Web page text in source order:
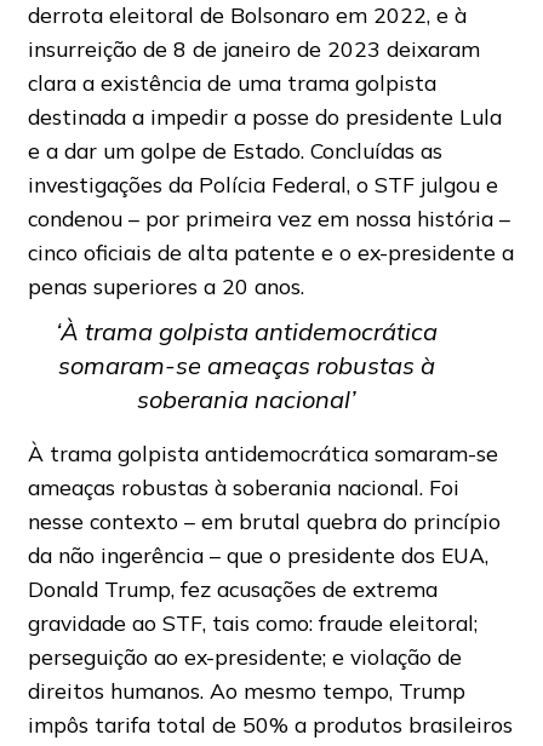
derrota eleitoral de Bolsonaro em 2022, e à
insurreição de 8 de janeiro de 2023 deixaram
clara a existência de uma trama golpista
destinada a impedir a posse do presidente Lula
e a dar um golpe de Estado. Concluídas as
investigações da Polícia Federal, o STF julgou e
condenou – por primeira vez em nossa história –
cinco oficiais de alta patente e o ex-presidente a
penas superiores a 20 anos.
‘À trama golpista antidemocrática
somaram-se ameaças robustas à
soberania nacional’
À trama golpista antidemocrática somaram-se
ameaças robustas à soberania nacional. Foi
nesse contexto – em brutal quebra do princípio
da não ingerência – que o presidente dos EUA,
Donald Trump, fez acusações de extrema
gravidade ao STF, tais como: fraude eleitoral;
perseguição ao ex-presidente; e violação de
direitos humanos. Ao mesmo tempo, Trump
impôs tarifa total de 50% a produtos brasileiros